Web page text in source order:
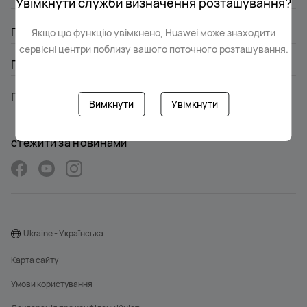
Якщо цю функцію увімкнено, Huawei може знаходити
сервісні центри поблизу вашого поточного розташування.
Вимкнути Увімкнути
ПРОДУКТИ
ПІДТРИМКА
ПРО HUAWEI
стежити за новинами
Карта сайту
Умови користування
Ukraine - Українська